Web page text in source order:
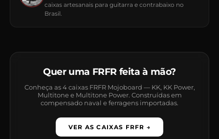
caixas artesanais para guitarra e contrabaixo no
Brasil.
Quer uma FRFR feita à mão?
Conheça as 4 caixas FRFR Mojoboard — KK, KK Power,
Multitone e Multitone Power. Construídas em
compensado naval e ferragens importadas.
VER AS CAIXAS FRFR →